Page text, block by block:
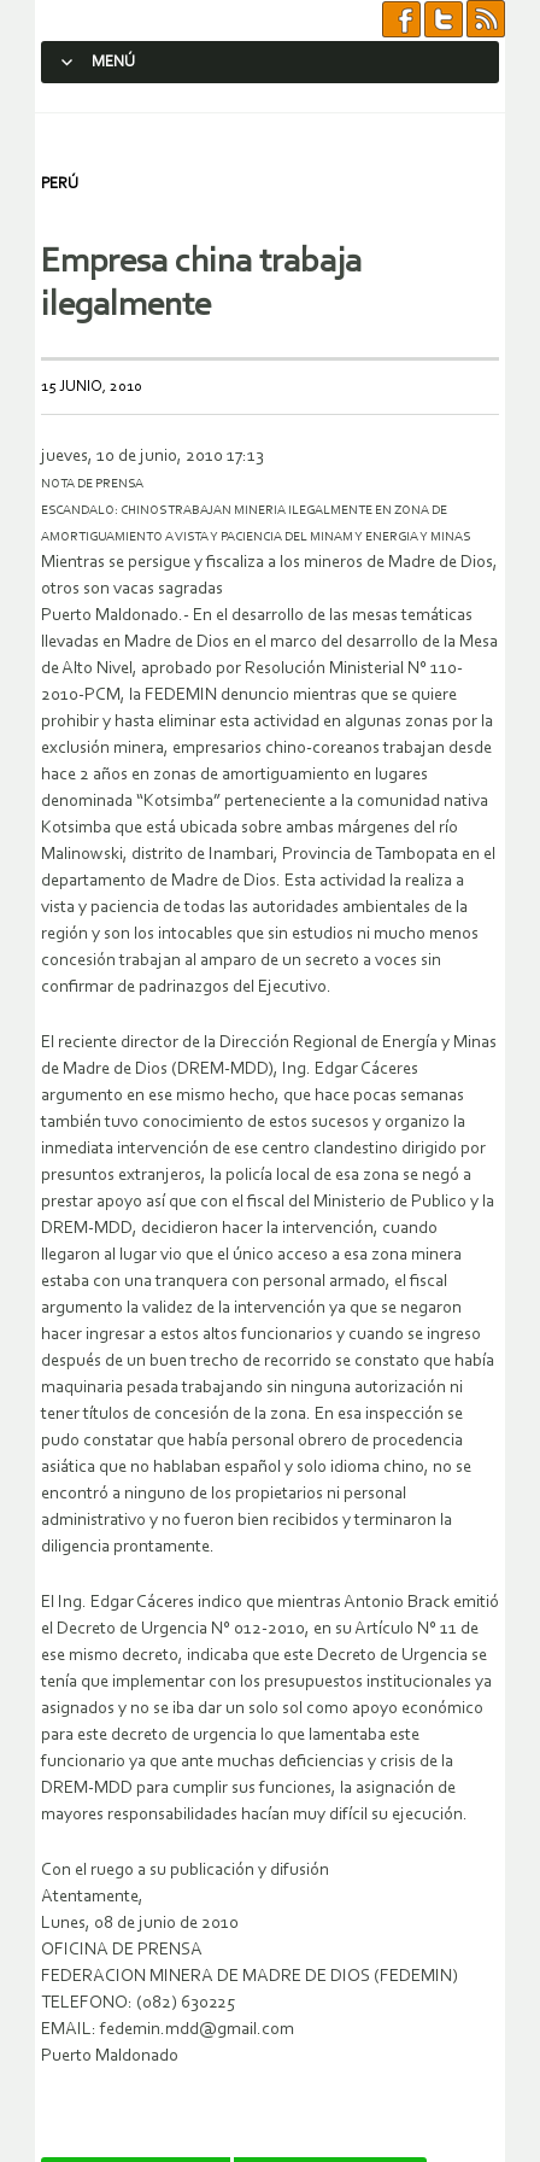
MENÚ
PERÚ
Empresa china trabaja
ilegalmente
15 JUNIO, 2010
jueves, 10 de junio, 2010 17:13
NOTA DE PRENSA
ESCANDALO: CHINOS TRABAJAN MINERIA ILEGALMENTE EN ZONA DE
AMORTIGUAMIENTO A VISTA Y PACIENCIA DEL MINAM Y ENERGIA Y MINAS
Mientras se persigue y fiscaliza a los mineros de Madre de Dios,
otros son vacas sagradas
Puerto Maldonado.- En el desarrollo de las mesas temáticas
llevadas en Madre de Dios en el marco del desarrollo de la Mesa
de Alto Nivel, aprobado por Resolución Ministerial N° 110-
2010-PCM, la FEDEMIN denuncio mientras que se quiere
prohibir y hasta eliminar esta actividad en algunas zonas por la
exclusión minera, empresarios chino-coreanos trabajan desde
hace 2 años en zonas de amortiguamiento en lugares
denominada “Kotsimba” perteneciente a la comunidad nativa
Kotsimba que está ubicada sobre ambas márgenes del río
Malinowski, distrito de Inambari, Provincia de Tambopata en el
departamento de Madre de Dios. Esta actividad la realiza a
vista y paciencia de todas las autoridades ambientales de la
región y son los intocables que sin estudios ni mucho menos
concesión trabajan al amparo de un secreto a voces sin
confirmar de padrinazgos del Ejecutivo.
El reciente director de la Dirección Regional de Energía y Minas
de Madre de Dios (DREM-MDD), Ing. Edgar Cáceres
argumento en ese mismo hecho, que hace pocas semanas
también tuvo conocimiento de estos sucesos y organizo la
inmediata intervención de ese centro clandestino dirigido por
presuntos extranjeros, la policía local de esa zona se negó a
prestar apoyo así que con el fiscal del Ministerio de Publico y la
DREM-MDD, decidieron hacer la intervención, cuando
llegaron al lugar vio que el único acceso a esa zona minera
estaba con una tranquera con personal armado, el fiscal
argumento la validez de la intervención ya que se negaron
hacer ingresar a estos altos funcionarios y cuando se ingreso
después de un buen trecho de recorrido se constato que había
maquinaria pesada trabajando sin ninguna autorización ni
tener títulos de concesión de la zona. En esa inspección se
pudo constatar que había personal obrero de procedencia
asiática que no hablaban español y solo idioma chino, no se
encontró a ninguno de los propietarios ni personal
administrativo y no fueron bien recibidos y terminaron la
diligencia prontamente.
El Ing. Edgar Cáceres indico que mientras Antonio Brack emitió
el Decreto de Urgencia N° 012-2010, en su Artículo N° 11 de
ese mismo decreto, indicaba que este Decreto de Urgencia se
tenía que implementar con los presupuestos institucionales ya
asignados y no se iba dar un solo sol como apoyo económico
para este decreto de urgencia lo que lamentaba este
funcionario ya que ante muchas deficiencias y crisis de la
DREM-MDD para cumplir sus funciones, la asignación de
mayores responsabilidades hacían muy difícil su ejecución.
Con el ruego a su publicación y difusión
Atentamente,
Lunes, 08 de junio de 2010
OFICINA DE PRENSA
FEDERACION MINERA DE MADRE DE DIOS (FEDEMIN)
TELEFONO: (082) 630225
EMAIL: fedemin.mdd@gmail.com
Puerto Maldonado